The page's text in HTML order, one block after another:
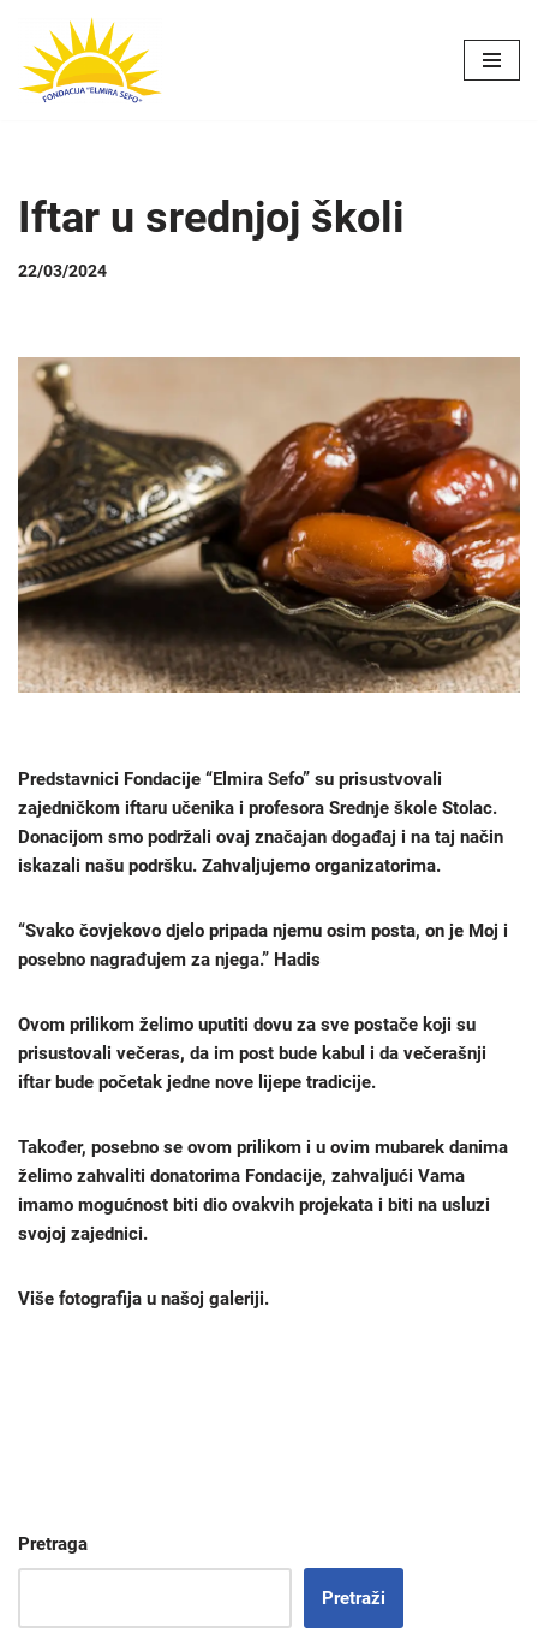
Skip
to
Iftar u srednjoj školi
22/03/2024
Predstavnici Fondacije “Elmira Sefo” su prisustvovali
zajedničkom iftaru učenika i profesora Srednje škole Stolac.
Donacijom smo podržali ovaj značajan događaj i na taj način
iskazali našu podršku. Zahvaljujemo organizatorima.
“Svako čovjekovo djelo pripada njemu osim posta, on je Moj i
posebno nagrađujem za njega.” Hadis
Ovom prilikom želimo uputiti dovu za sve postače koji su
prisustovali večeras, da im post bude kabul i da večerašnji
iftar bude početak jedne nove lijepe tradicije.
Također, posebno se ovom prilikom i u ovim mubarek danima
želimo zahvaliti donatorima Fondacije, zahvaljući Vama
imamo mogućnost biti dio ovakvih projekata i biti na usluzi
svojoj zajednici.
Više fotografija u našoj galeriji.
Pretraga
Pretraži